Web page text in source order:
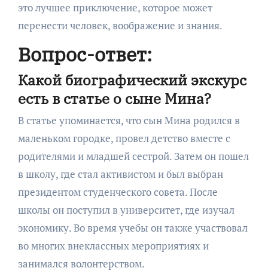
это лучшее приключение, которое может
перенести человек, воображение и знания.
Вопрос-ответ:
Какой биографический экскурс
есть в статье о сыне Мина?
В статье упоминается, что сын Мина родился в
маленьком городке, провел детство вместе с
родителями и младшей сестрой. Затем он пошел
в школу, где стал активистом и был выбран
президентом студенческого совета. После
школы он поступил в университет, где изучал
экономику. Во время учебы он также участвовал
во многих внеклассных мероприятиях и
занимался волонтерством.